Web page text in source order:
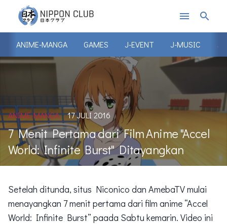
menu search
ANIME-MANGA GAMES J-EVENT J-MUSIC J-
ANIME-MANGA 17 JULI 2016
7 Menit Pertama dari Film Anime "Accel
World: Infinite Burst" Ditayangkan
Setelah ditunda, situs Niconico dan AmebaTV mulai
menayangkan 7 menit pertama dari film anime “Accel
World: Infinite Burst” paada Sabtu kemarin. Video ini